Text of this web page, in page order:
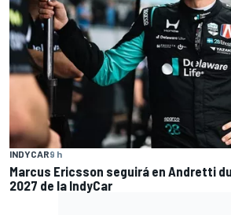
INDYCAR9 h
Marcus Ericsson seguirá en Andretti
2027 de la IndyCar